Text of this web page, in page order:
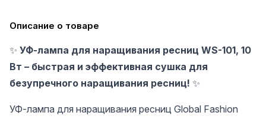
Описание о товаре
✨ УФ-лампа для наращивания ресниц WS-101, 10
Вт – быстрая и эффективная сушка для
безупречного наращивания ресниц! ✨
УФ-лампа для наращивания ресниц Global Fashion